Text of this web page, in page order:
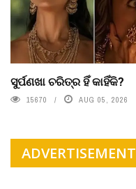
ସୁର୍ପଣଖା ଚରିତ୍ର ହିଁ କାହିଁକି?
15670 AUG 05, 2026
ADVERTISEMENT